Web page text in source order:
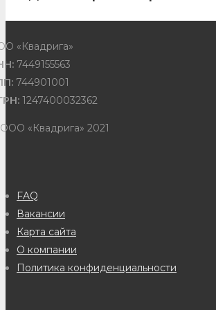
«Квадрига»
7449155563
744901001
1247400032362
«Квадрига» 2021
FAQ
Вакансии
Карта сайта
О компании
Политика конфиденциальности